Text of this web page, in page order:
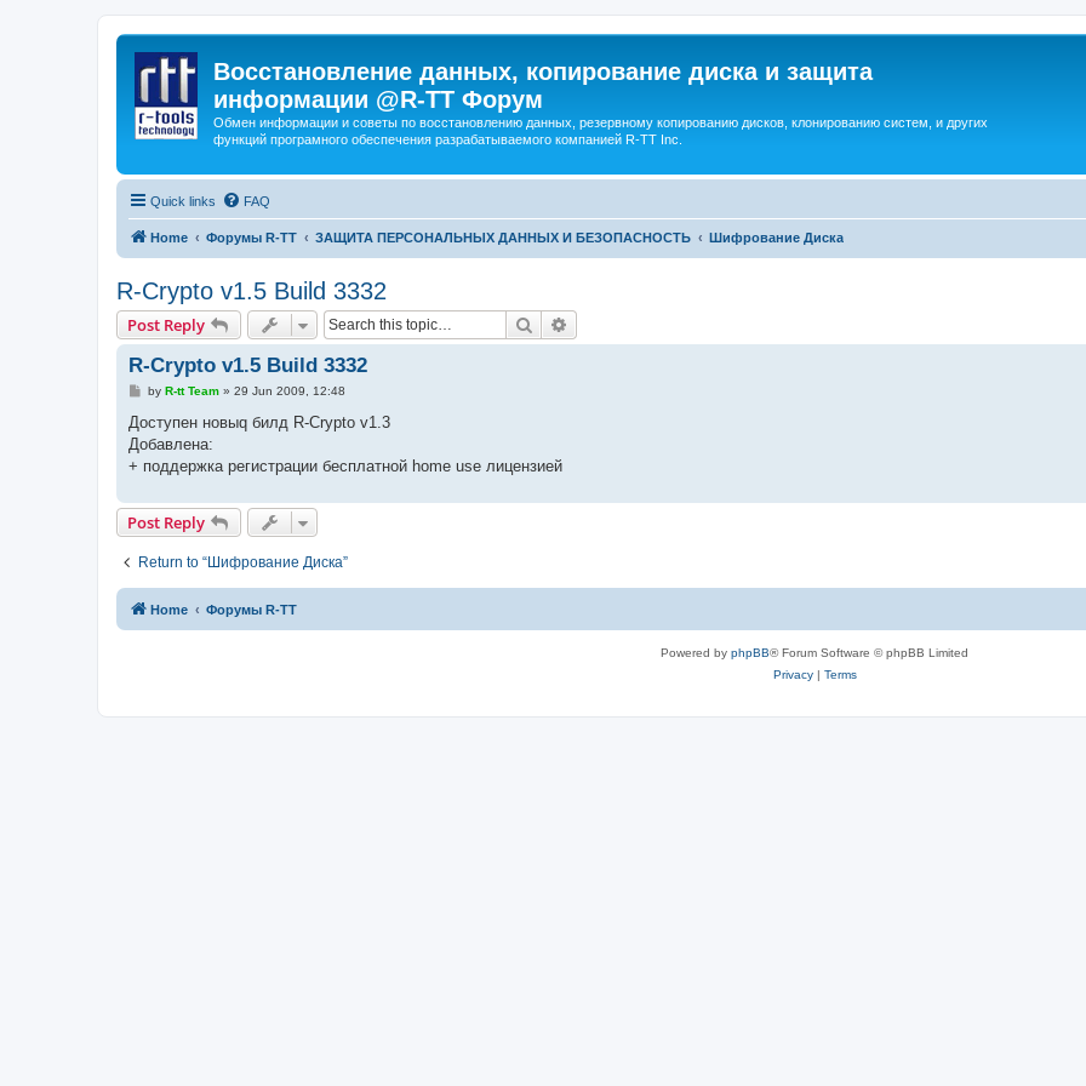
Восстановление данных, копирование диска и защита
информации @R-TT Форум
Обмен информации и советы по восстановлению данных, резервному копированию дисков, клонированию систем, и других
функций програмного обеспечения разрабатываемого компанией R-TT Inc.
Quick links FAQ
Home Форумы R-TT ЗАЩИТА ПЕРСОНАЛЬНЫХ ДАННЫХ И БЕЗОПАСНОСТЬ Шифрование Диска
R-Crypto v1.5 Build 3332
Post Reply Search
R-Crypto v1.5 Build 3332
P
s
by R-tt Team» 29 Jun 2009, 12:48
Доступен новыq билд R-Crypto v1.3
Добавлена:
+ поддержка регистрации бесплатной home use лицензией
Post Reply
Return to “Шифрование Диска”
Home Форумы R-TT
Powered by phpBB® Forum Software © phpBB Limited
Privacy| Terms